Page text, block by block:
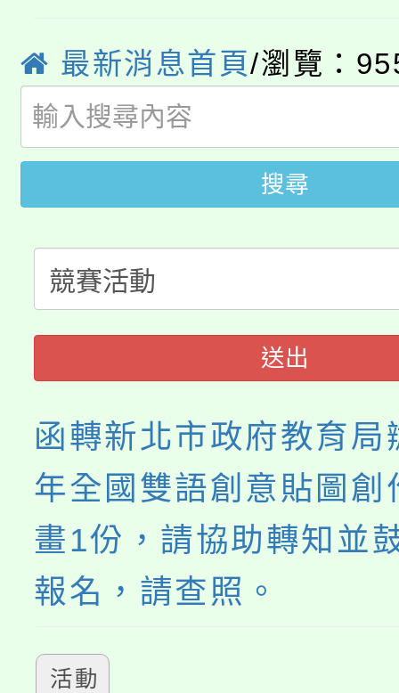
開!
115年桃園市運動會8/
田徑場及游泳池舉行。
桃園市低收入戶享有免
視費優惠，中低收入戶
半價優惠，詳情可洽有
者。
大園自造教育及科技中
份教師增能研習
大溪自造教育及科技
會
115年食農教育專業人
最新消息首頁/瀏覽：
搜尋
送出
函轉新北市政府教育
年全國雙語創意貼圖創
畫1份，請協助轉知並
報名，請查照。
活動